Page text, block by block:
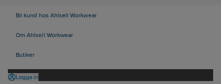
Bli kund hos Ahlsell Workwear
Om Ahlsell Workwear
Butiker
Logga in